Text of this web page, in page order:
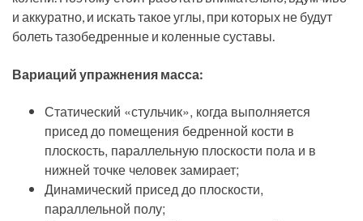
и аккуратно, и искать такое углы, при которых не будут
болеть тазобедренные и коленные суставы.
Вариаций упражнения масса:
Статический «стульчик», когда выполняется
присед до помещения бедренной кости в
плоскость, параллельную плоскости пола и в
нижней точке человек замирает;
Динамический присед до плоскости,
параллельной полу;